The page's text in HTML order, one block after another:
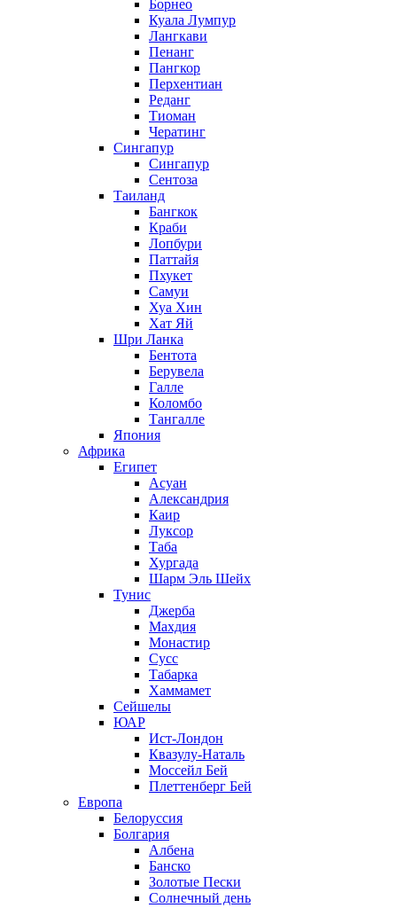
Борнео
Куала Лумпур
Лангкави
Пенанг
Пангкор
Перхентиан
Реданг
Тиоман
Чератинг
Сингапур
Сингапур
Сентоза
Таиланд
Бангкок
Краби
Лопбури
Паттайя
Пхукет
Самуи
Хуа Хин
Хат Яй
Шри Ланка
Бентота
Берувела
Галле
Коломбо
Тангалле
Япония
Африка
Египет
Асуан
Александрия
Каир
Луксор
Таба
Хургада
Шарм Эль Шейх
Тунис
Джерба
Махдия
Монастир
Сусс
Табарка
Хаммамет
Сейшелы
ЮАР
Ист-Лондон
Квазулу-Наталь
Моссейл Бей
Плеттенберг Бей
Европа
Белоруссия
Болгария
Албена
Банско
Золотые Пески
Солнечный день